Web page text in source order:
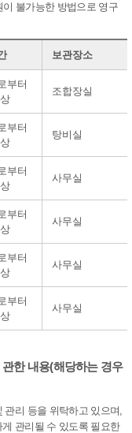
이 불가능한 방법으로 영구
보관장소
부터
조합장실
부터
탕비실
부터
사무실
부터
사무실
부터
사무실
부터
사무실
한 내용(해당하는 경우
관리 등을 위탁하고 있으며,
관리될 수 있도록 필요한